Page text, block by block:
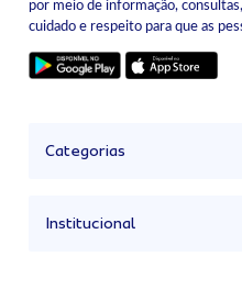
por meio de informação,
cuidado e respeito para que as
Categorias
Institucional